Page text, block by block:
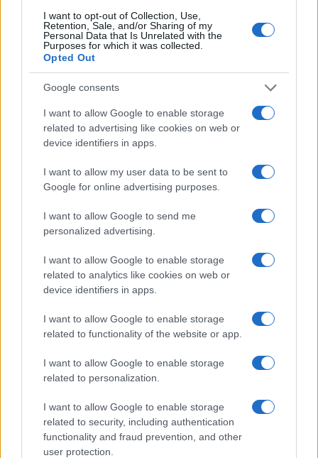
I want to opt-out of Collection, Use,
Retention, Sale, and/or Sharing of my
Personal Data that Is Unrelated with the
Purposes for which it was collected.
Opted Out
Google consents
I want to allow Google to enable storage
related to advertising like cookies on web or
device identifiers in apps.
I want to allow my user data to be sent to
Google for online advertising purposes.
I want to allow Google to send me
personalized advertising.
I want to allow Google to enable storage
related to analytics like cookies on web or
device identifiers in apps.
I want to allow Google to enable storage
related to functionality of the website or app.
I want to allow Google to enable storage
related to personalization.
I want to allow Google to enable storage
related to security, including authentication
functionality and fraud prevention, and other
user protection.
El impacto de la iniciativa de Gabriel
Rufián en el panorama político español
Gabriel Rufián ha logrado captar la atención mediática…
Cómo la política exterior de Trump está
transformando las posturas de los
Los influencers del movimiento MAGA están revisando sus…
POLÍTICA